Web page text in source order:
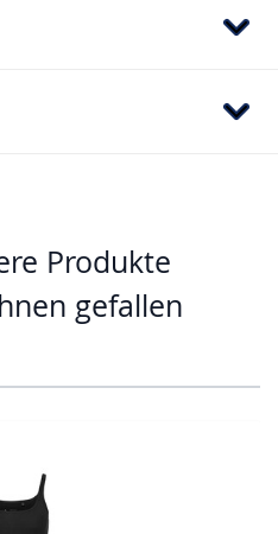
Produkte
gefallen